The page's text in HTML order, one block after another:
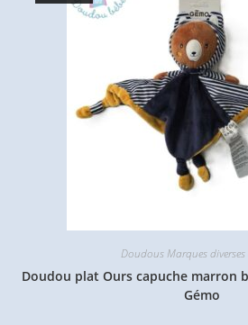
Doudous Marques diverses
Doudou plat Ours capuche marron
Gémo